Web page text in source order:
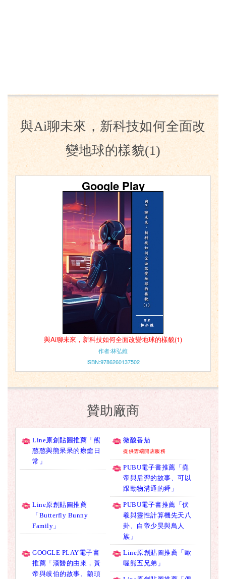
與Ai聊未來，新科技如何全面改
變地球的樣貌(1)
Google Play
與Ai聊未來，新科技如何全面改變地球的樣貌(1)
作者:林弘維
ISBN:9786260137502
贊助廠商
Line原創貼圖推薦「熊
憨憨與熊呆呆的療癒日
常」
微酸番茄
提供雲端開店服務
PUBU電子書推薦「堯
帝與后羿的故事、可以
跟動物溝通的舜」
Line原創貼圖推薦
「Butterfly Bunny
Family」
PUBU電子書推薦「伏
羲與靈性計算機先天八
卦、白帝少昊與鳥人
族」
GOOGLE PLAY電子書
推薦「漢醫的由來，黃
帝與岐伯的故事、顓頊
Line原創貼圖推薦「歐
喔熊五兄弟」